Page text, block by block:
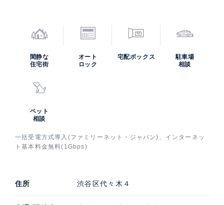
閑静な
住宅街
オート
ロック
宅配ボックス
駐車場
相談
ペット
相談
一括受電方式導入(ファミリーネット・ジャパン)、インターネッ
ト基本料金無料(1Gbps)
住所 渋谷区代々木４